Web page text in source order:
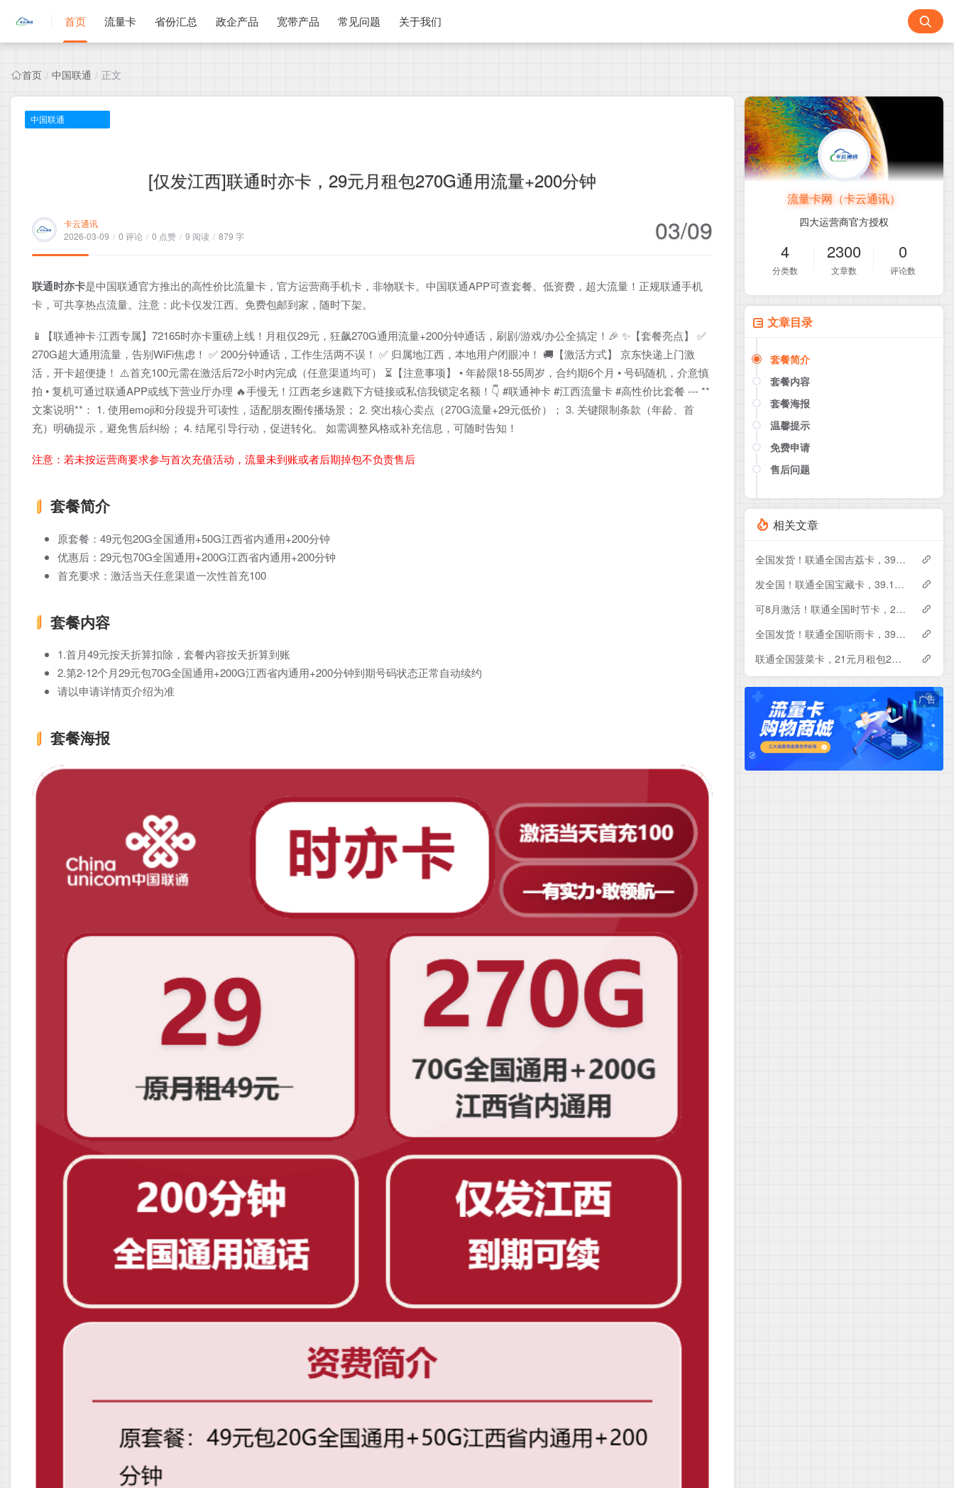
首页 流量卡 省份汇总 政企产品 宽带产品 常见问题 关于我们
首页 / 中国联通 / 正文
中国联通
[仅发江西]联通时亦卡，29元月租包270G通用流量+200分钟
卡云通讯
2026-03-09 / 0 评论 / 0 点赞 / 9 阅读 / 879 字 03/09
联通时亦卡是中国联通官方推出的高性价比流量卡，官方运营商手机卡，非物联卡。中国联通APP可查套餐。低资费，超大流量！正规联通手机
卡，可共享热点流量。注意：此卡仅发江西。免费包邮到家，随时下架。
📱【联通神卡·江西专属】72165时亦卡重磅上线！月租仅29元，狂飙270G通用流量+200分钟通话，刷剧/游戏/办公全搞定！🎉 ✨【套餐亮点】 ✅
270G超大通用流量，告别WiFi焦虑！ ✅ 200分钟通话，工作生活两不误！ ✅ 归属地江西，本地用户闭眼冲！ 🚚【激活方式】 京东快递上门激
活，开卡超便捷！ ⚠️首充100元需在激活后72小时内完成（任意渠道均可） ⏳【注意事项】 • 年龄限18-55周岁，合约期6个月 • 号码随机，介意慎
拍 • 复机可通过联通APP或线下营业厅办理 🔥手慢无！江西老乡速戳下方链接或私信我锁定名额！👇 #联通神卡 #江西流量卡 #高性价比套餐 --- **
文案说明**： 1. 使用emoji和分段提升可读性，适配朋友圈传播场景； 2. 突出核心卖点（270G流量+29元低价）； 3. 关键限制条款（年龄、首
充）明确提示，避免售后纠纷； 4. 结尾引导行动，促进转化。 如需调整风格或补充信息，可随时告知！
注意：若未按运营商要求参与首次充值活动，流量未到账或者后期掉包不负责售后
套餐简介
原套餐：49元包20G全国通用+50G江西省内通用+200分钟
优惠后：29元包70G全国通用+200G江西省内通用+200分钟
首充要求：激活当天任意渠道一次性首充100
套餐内容
1.首月49元按天折算扣除，套餐内容按天折算到账
2.第2-12个月29元包70G全国通用+200G江西省内通用+200分钟到期号码状态正常自动续约
请以申请详情页介绍为准
套餐海报
流量卡网（卡云通讯）
四大运营商官方授权
4
分类数
2300
文章数
0
评论数
文章目录
套餐简介
套餐内容
套餐海报
温馨提示
免费申请
点击这里或者手机扫描下方二维码
售后问题
相关文章
全国发货！联通全国吉荔卡，39元月租包240G+50分钟
发全国！联通全国宝藏卡，39.1元月租包240G+200分钟
可8月激活！联通全国时节卡，29元月租包180G+200分钟+会员
全国发货！联通全国听雨卡，39元月租包260G+100分钟+会员
联通全国菠菜卡，21元月租包230G+500分钟
广告